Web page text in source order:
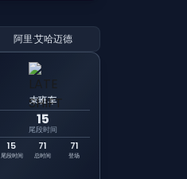
阿里·艾哈迈德
末班车
15
尾段时间
15
尾段时间
71
总时间
71
登场